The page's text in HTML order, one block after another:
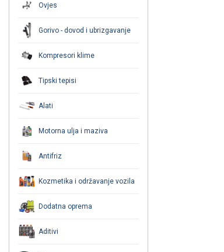
Ovjes
Gorivo - dovod i ubrizgavanje
Kompresori klime
Tipski tepisi
Alati
Motorna ulja i maziva
Antifriz
Kozmetika i održavanje vozila
Dodatna oprema
Aditivi